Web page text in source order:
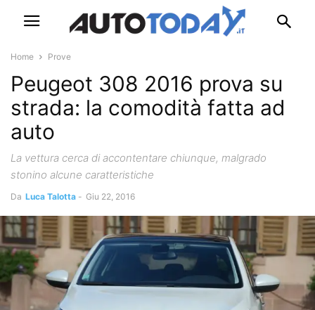
Home Prove
Peugeot 308 2016 prova su
strada: la comodità fatta ad
auto
La vettura cerca di accontentare chiunque, malgrado
stonino alcune caratteristiche
Da Luca Talotta - Giu 22, 2016